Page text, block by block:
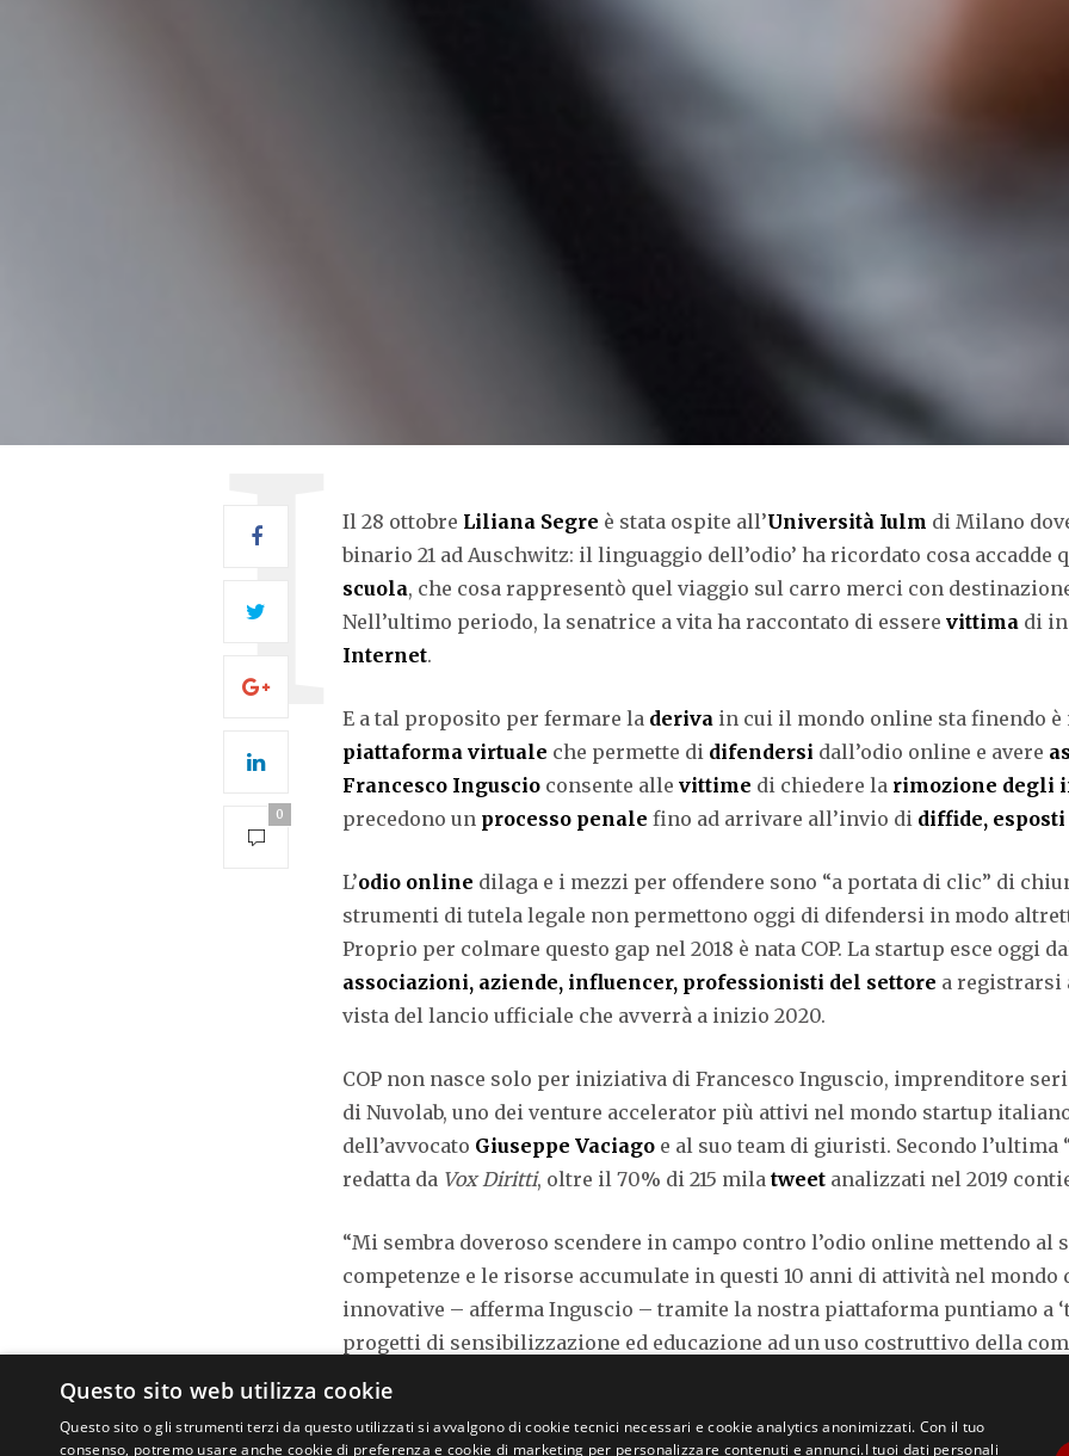
0
Il 28 ottobre Liliana Segre è stata ospite all’Università Iulm di Milano
binario 21 ad Auschwitz: il linguaggio dell’odio’ ha ricordato cosa accadde
scuola, che cosa rappresentò quel viaggio sul carro merci con
Nell’ultimo periodo, la senatrice a vita ha raccontato di essere vittima di
Internet.
E a tal proposito per fermare la deriva in cui il mondo online sta finendo è
piattaforma virtuale che permette di difendersi dall’odio online e avere
Francesco Inguscio consente alle vittime di chiedere la rimozione degli
precedono un processo penale fino ad arrivare all’invio di diffide, esposti
L’odio online dilaga e i mezzi per offendere sono “a portata di clic” di
strumenti di tutela legale non permettono oggi di difendersi in modo
Proprio per colmare questo gap nel 2018 è nata COP. La startup esce oggi
associazioni, aziende, influencer, professionisti del settore a registrarsi
vista del lancio ufficiale che avverrà a inizio 2020.
COP non nasce solo per iniziativa di Francesco Inguscio, imprenditore
di Nuvolab, uno dei venture accelerator più attivi nel mondo startup
dell’avvocato Giuseppe Vaciago e al suo team di giuristi. Secondo l’ultima
redatta da Vox Diritti, oltre il 70% di 215 mila tweet analizzati nel 2019
“Mi sembra doveroso scendere in campo contro l’odio online mettendo al
competenze e le risorse accumulate in questi 10 anni di attività nel
innovative – afferma Inguscio – tramite la nostra piattaforma puntiamo a
progetti di sensibilizzazione ed educazione ad un uso costruttivo della
“Per me e il mio team – dice Vaciago – è una sfida professionale
tramite tecnologie legaltech e competenze sviluppate in 20 anni di
Questo sito web utilizza cookie
Questo sito o gli strumenti terzi da questo utilizzati si avvalgono di cookie tecnici necessari e cookie analytics anonimizzati. Con il tuo
consenso, potremo usare anche cookie di preferenza e cookie di marketing per personalizzare contenuti e annunci.I tuoi dati personali